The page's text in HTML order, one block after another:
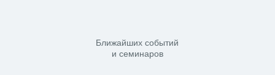
Ближайших событий
и семинаров